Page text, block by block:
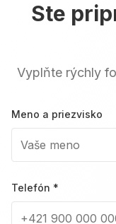
Ste
Vyplňte rýchly
Meno a priezvisko
Telefón *